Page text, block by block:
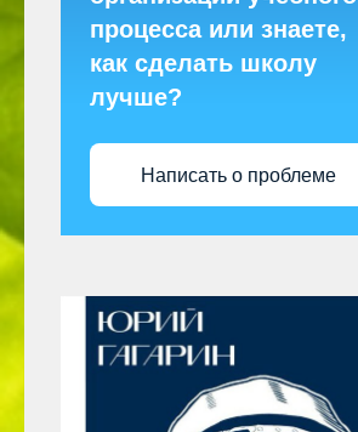
процесса или знаете,
как сделать школу
лучше?
Написать о проблеме